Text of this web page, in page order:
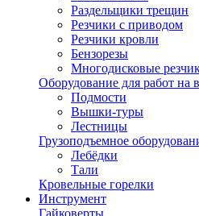
Раздельщики трещин
Резчики с приводом
Резчики кровли
Бензорезы
Многодисковые
Оборудование для работ на
Подмости
Вышки-туры
Лестницы
Грузоподъемное
Лебёдки
Тали
Кровельные горелки
Инструмент
Гайковерты